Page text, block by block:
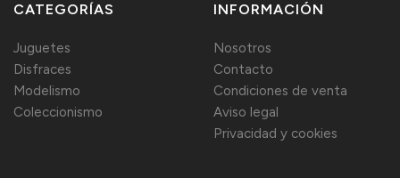
CATEGORÍAS
Juguetes
Disfraces
Modelismo
Coleccionismo
INFORMACIÓN
Nosotros
Contacto
Condiciones de venta
Aviso legal
Privacidad y cookies